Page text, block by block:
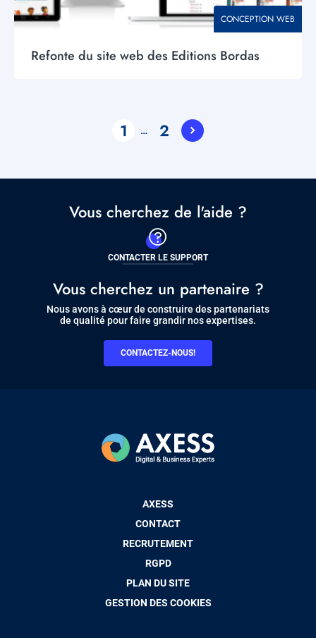
THÉMATIQUE
CONCEPTION WEB
Refonte du site web des Editions Bordas
Current
1 … Page
2
Vous cherchez de l'aide ?
CONTACTER LE SUPPORT
Vous cherchez un partenaire ?
Nous avons à cœur de construire des partenariats
de qualité pour faire grandir nos expertises.
CONTACTEZ-NOUS!
AXESS
CONTACT
RECRUTEMENT
RGPD
PLAN DU SITE
GESTION DES COOKIES